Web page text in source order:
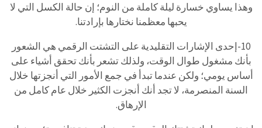
وهذا يساوي خسارة ليلة كاملة من النوم؛ إن حالة الكسل التي لا
يحبها معظمنا نختارها بإرادتنا.
10-إحدى الإشارات التقليدية على التشتت الرقمي هي الشعور
بأنك مشغول طوال الوقت، ولذلك تشعر بأنك تحقق أشياء على
أساس يومي؛ ولكن عندما تبدأ في جمع الأمور التي أنجزتها خلال
السنة المنصرمة، لا تجد أنك أنجزت الكثير خلال عام كامل من
الإرهاق.